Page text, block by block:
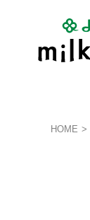
HOME